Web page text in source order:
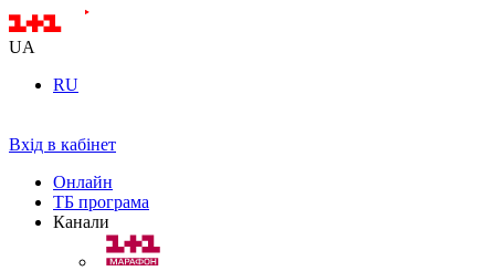
UA
RU
Вхід в кабінет
Онлайн
ТБ програма
Канали